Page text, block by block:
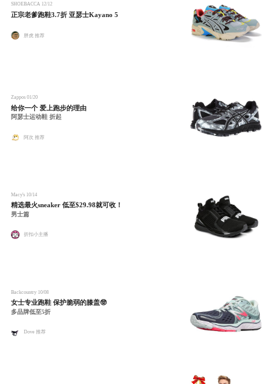
SHOEBACCA 12/12
正宗老爹跑鞋3.7折 亚瑟士Kayano 5
胖虎 推荐
Zappos 01/20
给你一个 爱上跑步的理由
阿瑟士运动鞋 折起
阿次 推荐
Macy's 10/14
精选最火sneaker 低至$29.98就可收！
男士篇
折扣小主播
Backcountry 10/08
女士专业跑鞋 保护脆弱的膝盖🤓​
多品牌低至5折
Dove 推荐